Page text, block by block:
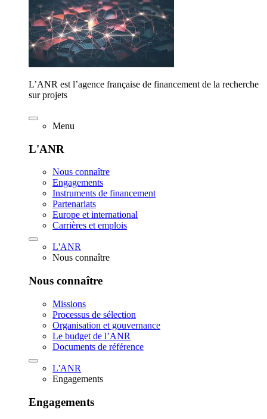
L’ANR est l’agence française de financement de la recherche
sur projets
Menu
L'ANR
Nous connaître
Engagements
Instruments de financement
Partenariats
Europe et international
Carrières et emplois
L'ANR
Nous connaître
Nous connaître
Missions
Processus de sélection
Organisation et gouvernance
Le budget de l’ANR
Documents de référence
L'ANR
Engagements
Engagements